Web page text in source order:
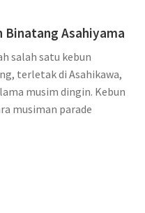
Binatang Asahiyama
salah satu kebun
terletak di Asahikawa,
musim dingin. Kebun
musiman parade